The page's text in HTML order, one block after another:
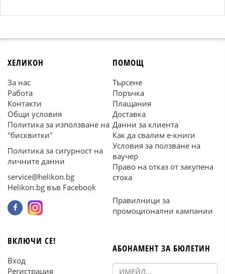
ХЕЛИКОН
За нас
Работа
Контакти
Общи условия
Политика за използване на
"бисквитки"
Политика за сигурност на
личните данни
service@helikon.bg
Helikon.bg във Facebook
ПОМОЩ
Търсене
Поръчка
Плащания
Доставка
Данни за клиента
Как да свалим е-книги
Условия за ползване на
ваучер
Право на отказ от закупена
стока
Правилници за
промоционални кампании
ВКЛЮЧИ СЕ!
Вход
Регистрация
АБОНАМЕНТ ЗА БЮЛЕТИН